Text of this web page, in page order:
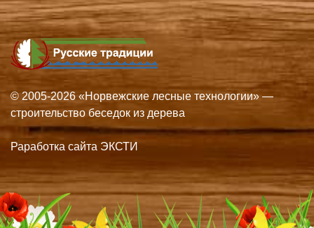
© 2005-2026 «Норвежские лесные технологии» —
строительство беседок из дерева
Раработка сайта ЭКСТИ